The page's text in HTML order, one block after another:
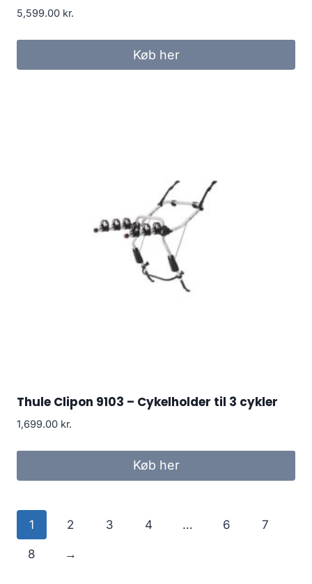
5,599.00 kr.
Køb her
Thule Clipon 9103 – Cykelholder til 3 cykler
1,699.00 kr.
Køb her
1 2 3 4 … 6 7
8 →